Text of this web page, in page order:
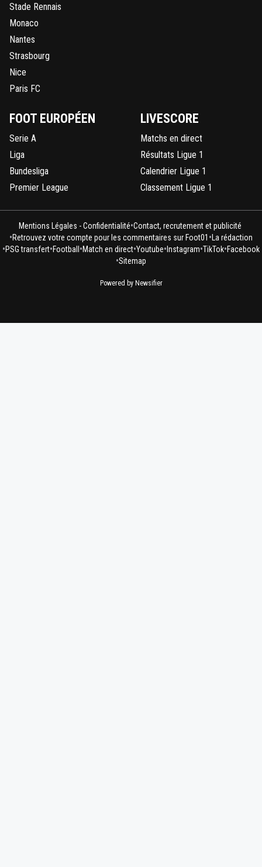
Stade Rennais
Monaco
Nantes
Strasbourg
Nice
Paris FC
FOOT EUROPÉEN
Serie A
Liga
Bundesliga
Premier League
LIVESCORE
Matchs en direct
Résultats Ligue 1
Calendrier Ligue 1
Classement Ligue 1
Mentions Légales - Confidentialité•Contact, recrutement et publicité
•Retrouvez votre compte pour les commentaires sur Foot01 • La rédaction
•PSG transfert•Football •Match en direct•Youtube• Instagram•TikTok•Facebook
•Sitemap
Powered by Newsifier